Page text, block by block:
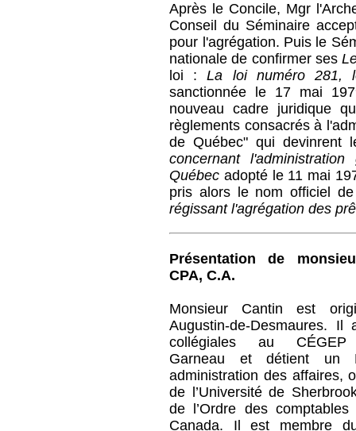
Après le Concile, Mgr
Conseil du Séminaire
pour l'agrégation. Puis le
nationale de confirmer ses
loi :La loi numéro 281,
sanctionnée le 17 mai
nouveau cadre juridique
règlements consacrés à
de Québec" qui devinrent
concernant
Québec adopté le 11 mai
pris alors le nom officiel
régissant l'agrégation des
Présentation de
CPA, C.A.
Monsieur Cantin est
Augustin-de-Desmaures.
collégiales au CÉGEP
Garneau et détient un
administration des affaires,
de l’Université de
de l’Ordre des
Canada. Il est membre